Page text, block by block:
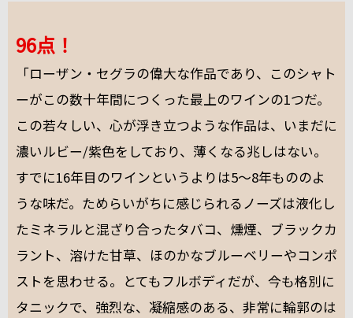
96点！
「ローザン・セグラの偉大な作品であり、このシャト
ーがこの数十年間につくった最上のワインの1つだ。
この若々しい、心が浮き立つような作品は、いまだに
濃いルビー/紫色をしており、薄くなる兆しはない。
すでに16年目のワインというよりは5～8年もののよ
うな味だ。ためらいがちに感じられるノーズは液化し
たミネラルと混ざり合ったタバコ、燻煙、ブラックカ
ラント、溶けた甘草、ほのかなブルーベリーやコンポ
ストを思わせる。とてもフルボディだが、今も格別に
タニックで、強烈な、凝縮感のある、非常に輪郭のは